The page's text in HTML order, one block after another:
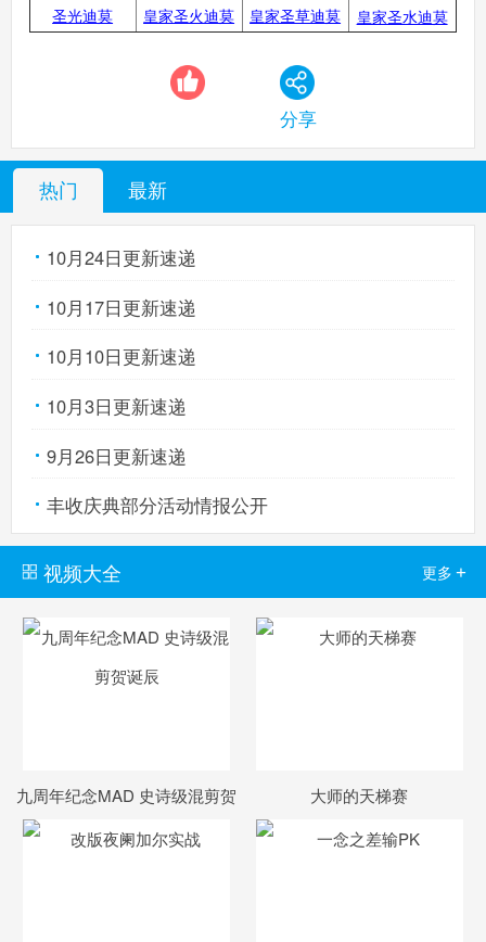
圣光迪莫 皇家圣火迪莫 皇家圣草迪莫 皇家圣水迪莫
分享
热门 最新
10月24日更新速递
10月17日更新速递
10月10日更新速递
10月3日更新速递
9月26日更新速递
丰收庆典部分活动情报公开
视频大全 更多 +
九周年纪念MAD 史诗级混剪贺
诞辰
大师的天梯赛